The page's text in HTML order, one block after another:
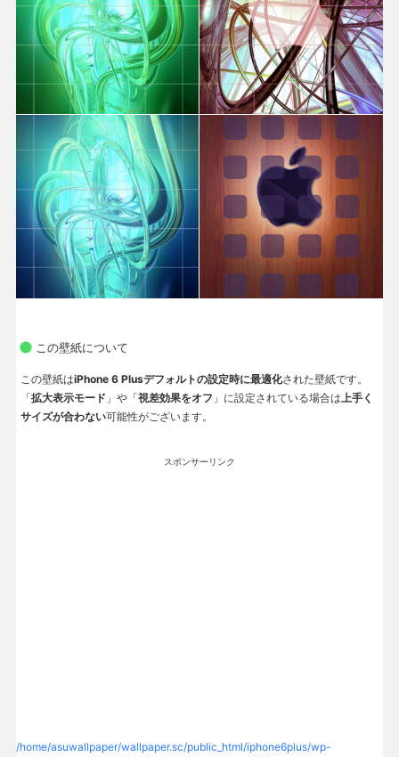
この壁紙について
この壁紙はiPhone 6 Plusデフォルトの設定時に最適化された壁紙です。
「拡大表示モード 」や「視差効果をオフ 」に設定されている場合は上手く
サイズが合わない可能性がございます。
スポンサーリンク
/home/asuwallpaper/wallpaper.sc/public_html/iphone6plus/wp-